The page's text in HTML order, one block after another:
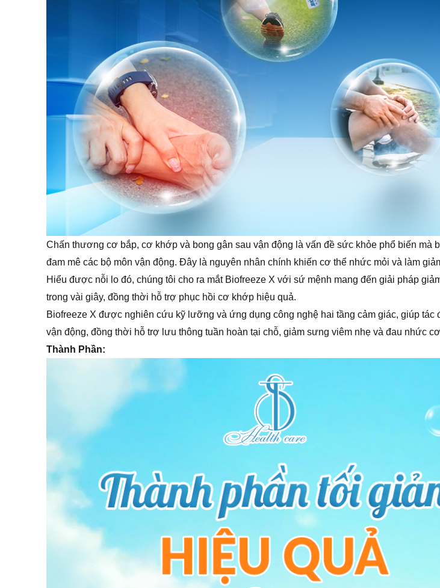
Chấn thương cơ bắp, cơ khớp và bong gân sau vận động là vấn đề sức khỏe phổ biến
đam mê các bộ môn vận động. Đây là nguyên nhân chính khiến cơ thể nhức mỏi và làm
Hiểu được nỗi lo đó, chúng tôi cho ra mắt Biofreeze X với sứ mệnh mang đến giải pháp
trong vài giây, đồng thời hỗ trợ phục hồi cơ khớp hiệu quả.
Biofreeze X được nghiên cứu kỹ lưỡng và ứng dụng công nghệ hai tầng cảm giác, giúp
vận động, đồng thời hỗ trợ lưu thông tuần hoàn tại chỗ, giảm sưng viêm nhẹ và đau nhức
Thành Phần: